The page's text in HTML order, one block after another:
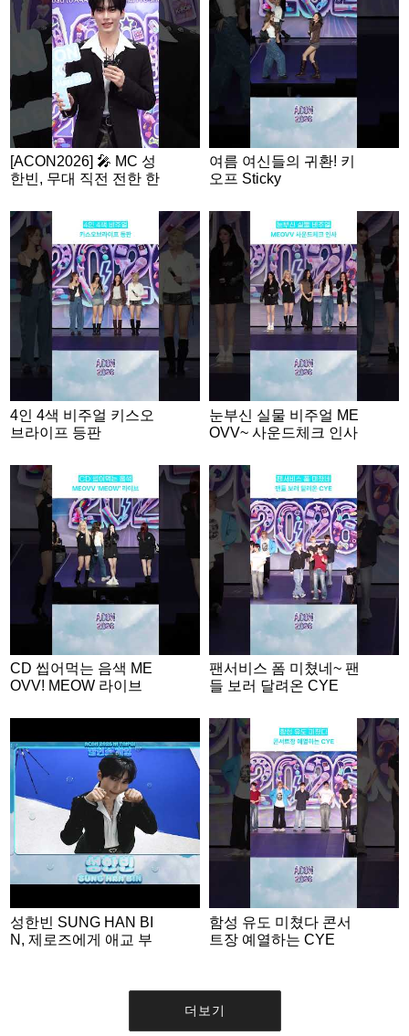
[ACON2026] 🎤 MC 성
한빈, 무대 직전 전한 한
여름 여신들의 귀환! 키
오프 Sticky
4인 4색 비주얼 키스오
브라이프 등판
눈부신 실물 비주얼 ME
OVV~ 사운드체크 인사
CD 씹어먹는 음색 ME
OVV! MEOW 라이브
팬서비스 폼 미쳤네~ 팬
들 보러 달려온 CYE
성한빈 SUNG HAN BI
N, 제로즈에게 애교 부
d you rather’ game EN
함성 유도 미쳤다 콘서
트장 예열하는 CYE
더보기